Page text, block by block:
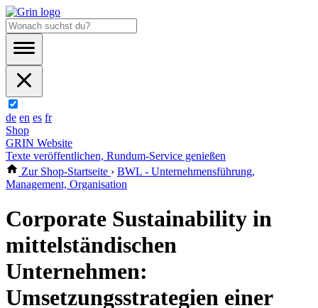
de en es fr
Shop
GRIN Website
Texte veröffentlichen, Rundum-Service genießen
Zur Shop-Startseite › BWL - Unternehmensführung,
Management, Organisation
Corporate Sustainability in
mittelständischen
Unternehmen:
Umsetzungsstrategien einer